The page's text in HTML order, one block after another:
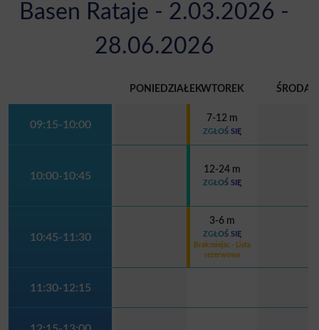
Basen Rataje - 2.03.2026 -
28.06.2026
PONIEDZIAŁEKWTOREK ŚRODA
09:15-10:00
7-12 m
ZGŁOŚ SIĘ
10:00-10:45
12-24 m
ZGŁOŚ SIĘ
10:45-11:30
3-6 m
ZGŁOŚ SIĘ
Brak miejsc - Lista
rezerwowa
11:30-12:15